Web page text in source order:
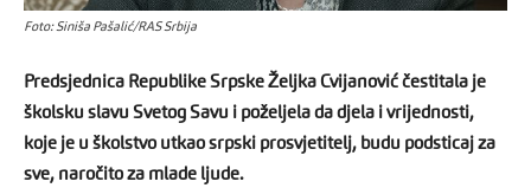
Foto: Siniša Pašalić/RAS Srbija
Predsjednica Republike Srpske Željka Cvijanović čestitala je
školsku slavu Svetog Savu i poželjela da djela i vrijednosti,
koje je u školstvo utkao srpski prosvjetitelj, budu podsticaj za
sve, naročito za mlade ljude.